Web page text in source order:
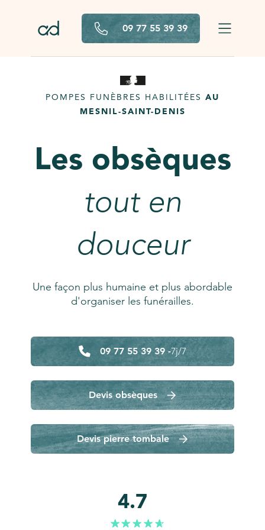
09 77 55 39 39
POMPES FUNÈBRES HABILITÉES AU
MESNIL-SAINT-DENIS
Les obsèques
tout en
douceur
Une façon plus humaine et plus abordable
d'organiser les funérailles.
09 77 55 39 39 -7j/7
Devis obsèques
Devis pierre tombale
4.7